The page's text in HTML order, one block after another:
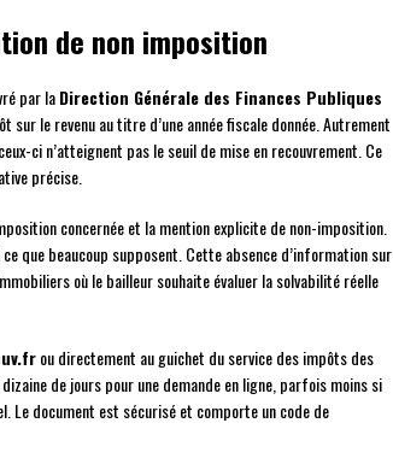
de non imposition
par laDirection Générale des Finances Publiques
sur le revenu au titre d’une année fiscale donnée. Autrement
ci n’atteignent pas le seuil de mise en recouvrement. Ce
précise.
concernée et la mention explicite de non-imposition.
que beaucoup supposent. Cette absence d’information sur
où le bailleur souhaite évaluer la solvabilité réelle
ou directement au guichet du service des impôts des
de jours pour une demande en ligne, parfois moins si
Le document est sécurisé et comporte un code de